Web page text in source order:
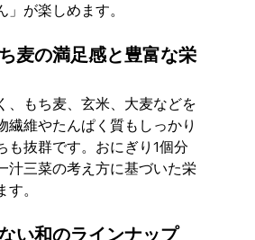
が楽しめます。
麦の満足感と豊富な栄
、もち麦、玄米、大麦などを
繊維やたんぱく質もしっかり
も抜群です。おにぎり1個分
汁三菜の考え方に基づいた栄
。
い和のラインナップ